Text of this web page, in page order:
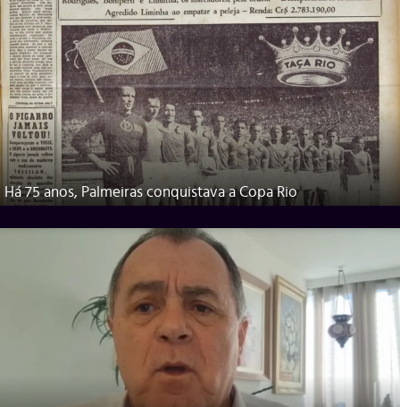
Há 75 anos, Palmeiras conquistava a Copa Rio